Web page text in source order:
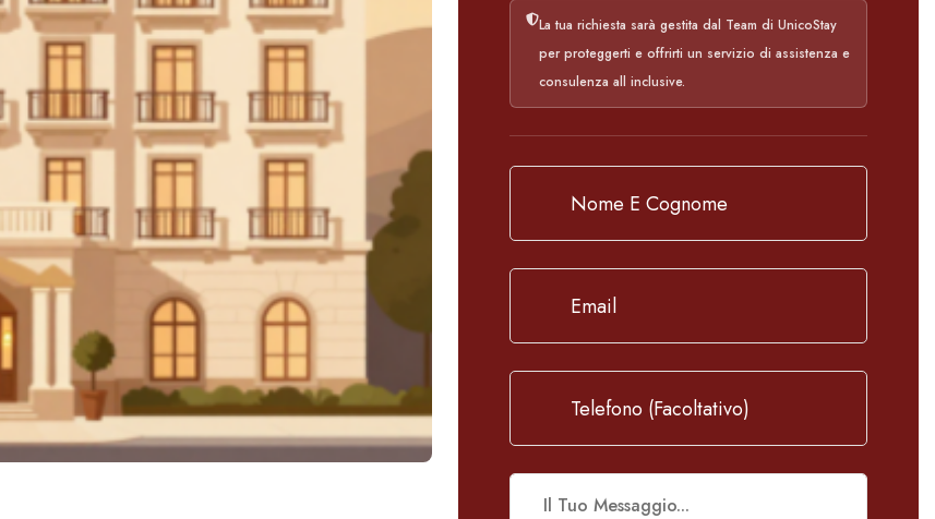
La tua richiesta sarà gestita dal Team di UnicoStay
per proteggerti e offrirti un servizio di assistenza e
consulenza all inclusive.